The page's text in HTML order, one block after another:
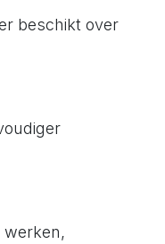
beschikt over
werken,